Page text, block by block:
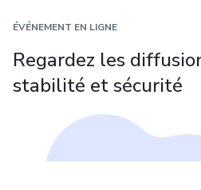
ÉVÉNEMENT EN LIGNE
Regardez les
stabilité et sécurité